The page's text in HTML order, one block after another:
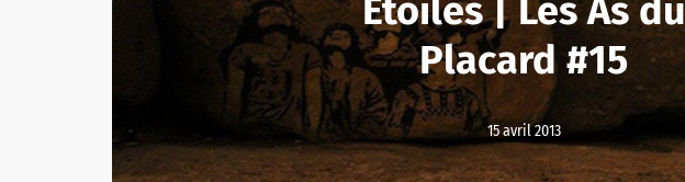
Etoiles | Les As du
Placard #15
15 avril 2013